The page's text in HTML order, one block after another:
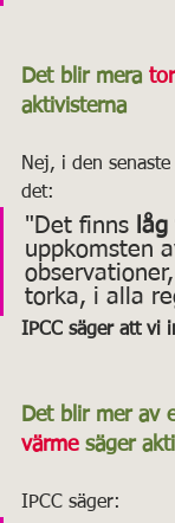
Det blir mera
aktivisterna
Nej, i den
det:
"Det finns
uppkomsten
torka, i alla
IPCC säger att vi
Det blir mer av
värme säger
IPCC säger: